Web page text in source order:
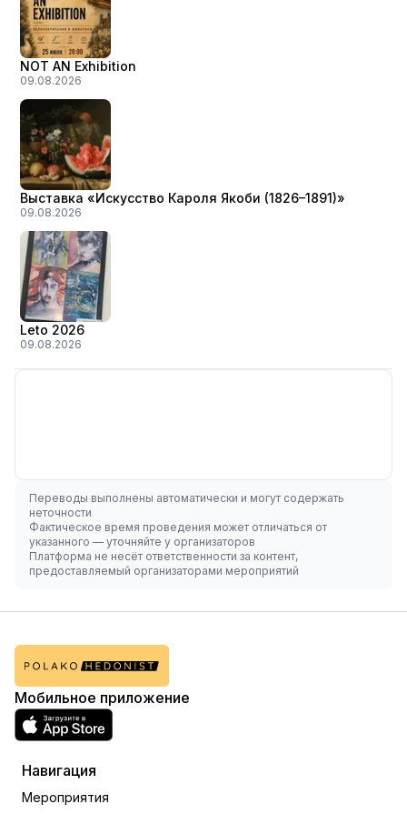
NOT AN Exhibition
09.08.2026
Выставка «Искусство Кароля Якоби (1826–1891)»
09.08.2026
Leto 2026
09.08.2026
Переводы выполнены автоматически и могут содержать
неточности
Фактическое время проведения может отличаться от
указанного — уточняйте у организаторов
Платформа не несёт ответственности за контент,
предоставляемый организаторами мероприятий
Мобильное приложение
Навигация
Мероприятия